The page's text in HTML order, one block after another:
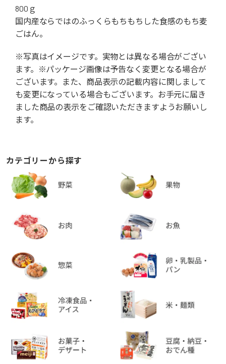
800ｇ
国内産ならではのふっくらもちもちした食感のもち麦
ごはん。
※写真はイメージです。実物とは異なる場合がござい
ます。※パッケージ画像は予告なく変更となる場合が
ございます。また、商品表示の記載内容に関しまして
も変更になっている場合もございます。お手元に届き
ました商品の表示をご確認いただきますようお願いし
ます。
カテゴリーから探す